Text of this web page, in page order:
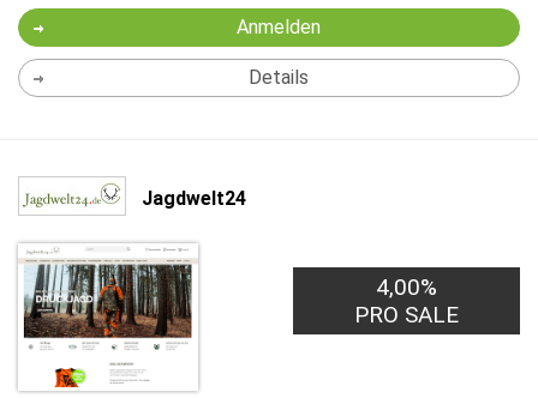
Anmelden
Details
Jagdwelt24
4,00%
PRO SALE